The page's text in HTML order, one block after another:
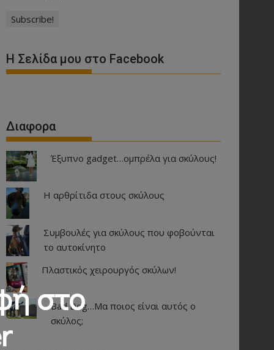
Η Σελίδα μου στο Facebook
Διαφορα
Έξυπνο gadget…ομπρέλα για σκύλους!
Η αρθρίτιδα στους σκύλους
Συμβουλές για σκύλους που φοβούνται
το αυτοκίνητο
Πλαστικός χειρουργός σκύλων!
Bad Dog…Μα ποιος είναι αυτός ο
σκύλος;
στο